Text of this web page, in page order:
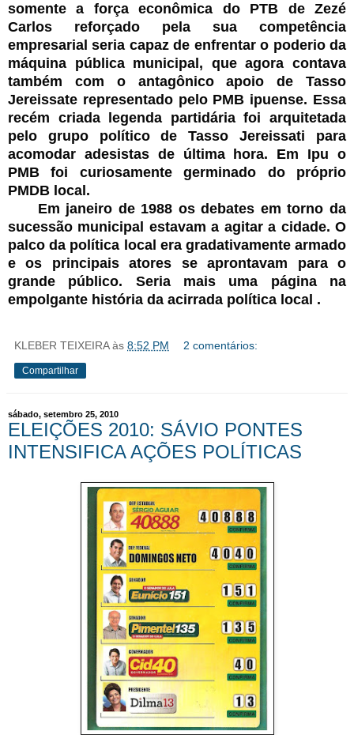
somente a força econômica do PTB de Zezé
Carlos reforçado pela sua competência
empresarial seria capaz de enfrentar o poderio da
máquina pública municipal, que agora contava
também com o antagônico apoio de Tasso
Jereissate representado pelo PMB ipuense. Essa
recém criada legenda partidária foi arquitetada
pelo grupo político de Tasso Jereissati para
acomodar adesistas de última hora. Em Ipu o
PMB foi curiosamente germinado do próprio
PMDB local.
Em janeiro de 1988 os debates em torno da
sucessão municipal estavam a agitar a cidade. O
palco da política local era gradativamente armado
e os principais atores se aprontavam para o
grande público. Seria mais uma página na
empolgante história da acirrada política local .
KLEBER TEIXEIRA às 8:52 PM 2 comentários:
Compartilhar
sábado, setembro 25, 2010
ELEIÇÕES 2010: SÁVIO PONTES
INTENSIFICA AÇÕES POLÍTICAS